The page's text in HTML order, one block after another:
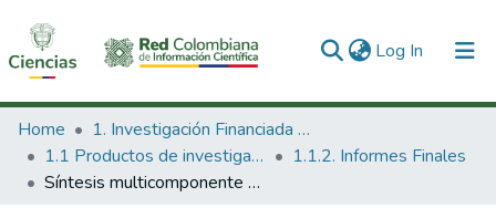
Log In (current)
Communities & Collections
All of DSpace
Home
1. Investigación Financiada con Recursos Públicos
1.1 Productos de investigación
1.1.2. Informes Finales
Síntesis multicomponente sin solvente de nuevos derivados fusionados de 1,4 dihidropiridinas con posible actividad biológica, inducida por radiación de microondas.